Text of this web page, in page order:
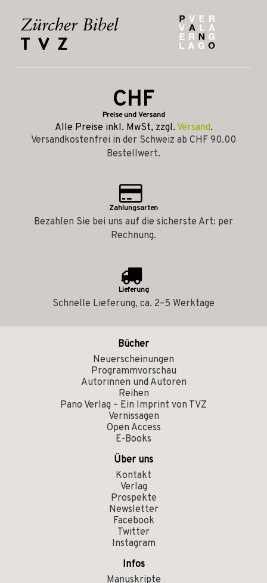
CHF
Preise und Versand
Alle Preise inkl. MwSt, zzgl. Versand.
Versandkostenfrei in der Schweiz ab CHF 90.00
Bestellwert.
Zahlungsarten
Bezahlen Sie bei uns auf die sicherste Art: per
Rechnung.
Lieferung
Schnelle Lieferung, ca. 2–5 Werktage
Bücher
Neuerscheinungen
Programmvorschau
Autorinnen und Autoren
Reihen
Pano Verlag – Ein Imprint von TVZ
Vernissagen
Open Access
E-Books
Über uns
Kontakt
Verlag
Prospekte
Newsletter
Facebook
Twitter
Instagram
Infos
Manuskripte